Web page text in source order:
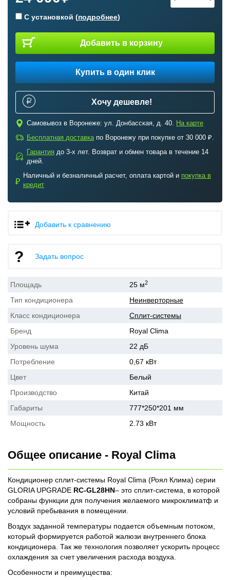
С установкой (подробнее)
Добавить в корзину
Купить в один клик
Хочу дешевле!
c Самовывоз в Воронеже: ул. Донбасская, д. 40. На карте
a Бесплатная доставкапо Воронежу при покупке от 30 000 ₽.
b
Гарантия до 3-х лет. Возврат и обмен товара в течение 14
дней.
₽
Наличный и безналичный расчет, оплата картой и покупка в
кредит
Добавить к сравнению
Задать вопрос
Площадь 25 м2
Тип кондиционера
Неинверторные
Класс кондиционера
Сплит-системы
Бренд
Royal Clima
Уровень шума
22 дБ
Потребление
0,67 кВт
Цвет
Белый
Производство
Китай
Габариты
777*250*201 мм
Мощность
2.73 кВт
Общее описание - Royal Clima
Кондиционер сплит-системы Royal Clima (Роял Клима) серии
GLORIA UPGRADE RC-GL28HN– это сплит-система, в которой
собраны функции для получения желаемого микроклиматф и
условий пребывания в помещении.
Воздух заданной температуры подается объемным потоком,
который формируется работой жалюзи внутреннего блока
кондиционера. Так же технология позволяет ускорить процесс
охлаждения за счет увеличения расхода воздуха.
Особенности и преимущества: